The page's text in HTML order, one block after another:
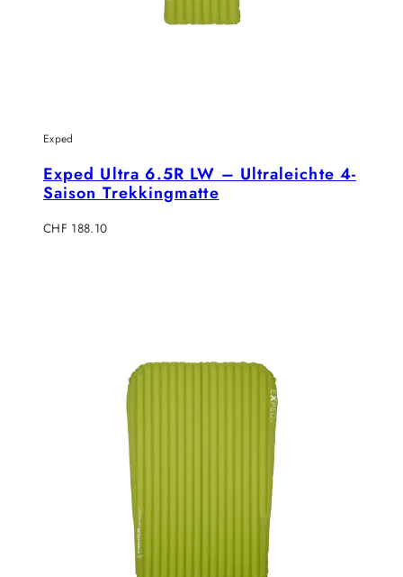
Exped
Exped Ultra 6.5R LW – Ultraleichte 4-
Saison Trekkingmatte
Verkaufspreis
CHF 188.10